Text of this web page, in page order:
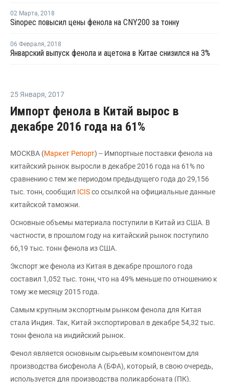
02 Марта, 2018
Sinopec повысил цены фенола на CNY200 за тонну
06 Февраля, 2018
Январский выпуск фенола и ацетона в Китае снизился на 3%
25 Января, 2017
Импорт фенола в Китай вырос в
декабре 2016 года на 61%
МОСКВА (Маркет Репорт) -- Импортные поставки фенола на
китайский рынок выросли в декабре 2016 года на 61% по
сравнению с тем же периодом предыдущего года до 29,156
тыс. тонн, сообщил ICISсо ссылкой на официальные данные
китайской таможни.
Основные объемы материала поступили в Китай из США. В
частности, в прошлом году на китайский рынок поступило
66,19 тыс. тонн фенола из США.
Экспорт же фенола из Китая в декабре прошлого года
составил 1,052 тыс. тонн, что на 49% меньше по отношению к
тому же месяцу 2015 года.
Самым крупным экспортным рынком фенола для Китая
стала Индия. Так, Китай экспортировал в декабре 54,32 тыс.
тонн фенола на индийский рынок.
Фенол является основным сырьевым компонентом для
производства бисфенола А (БФА), который, в свою очередь,
используется для производства поликарбоната (ПК).